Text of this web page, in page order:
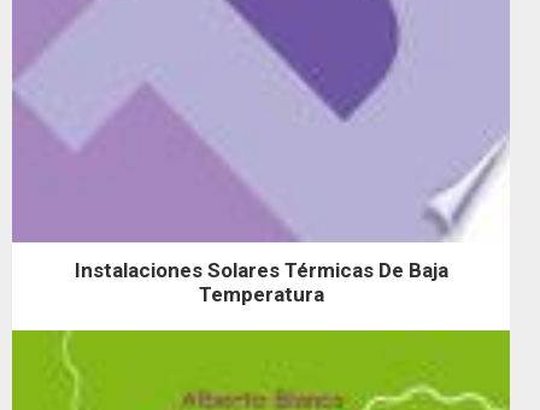
Instalaciones Solares Térmicas De Baja
Temperatura